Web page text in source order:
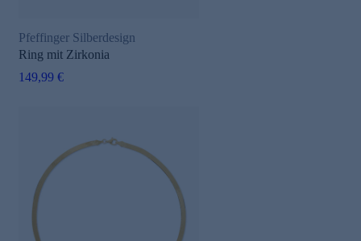
Pfeffinger Silberdesign
Ring mit Zirkonia
149,99 €